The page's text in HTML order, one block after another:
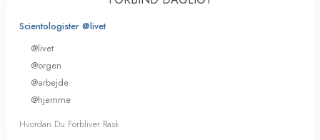
Scientologister @livet
@livet
@orgen
@arbejde
@hjemme
Hvordan Du Forbliver Rask